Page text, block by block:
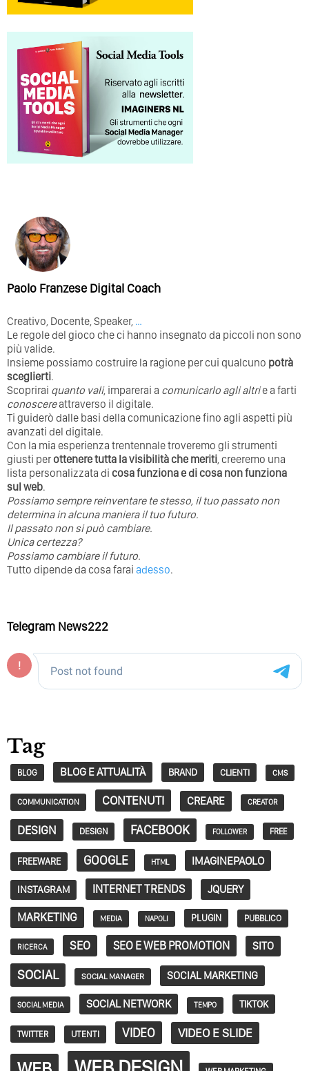
Paolo Franzese Digital Coach
Creativo, Docente, Speaker, …
Le regole del gioco che ci hanno insegnato da piccoli non sono
più valide.
Insieme possiamo costruire la ragione per cui qualcuno potrà
sceglierti.
Scoprirai quanto vali, imparerai a comunicarlo agli altrie a farti
conoscereattraverso il digitale.
Ti guiderò dalle basi della comunicazione fino agli aspetti più
avanzati del digitale.
Con la mia esperienza trentennale troveremo gli strumenti
giusti perottenere tutta la visibilità che meriti, creeremo una
lista personalizzata di cosa funziona e di cosa non funziona
sul web.
Possiamo sempre reinventare te stesso, il tuo passato non
determina in alcuna maniera il tuo futuro. ⁣
⁣Il passato non si può cambiare.
Unica certezza?
Possiamo cambiare il futuro.
Tutto dipende da cosa farai adesso.
Telegram News222
Tag
BLOG BLOG E ATTUALITÀ BRAND CLIENTI CMS
COMMUNICATION CONTENUTI CREARE CREATOR
DESIGN DESIGN FACEBOOK FOLLOWER FREE
FREEWARE GOOGLE HTML IMAGINEPAOLO
INSTAGRAM INTERNET TRENDS JQUERY
MARKETING MEDIA NAPOLI PLUGIN PUBBLICO
RICERCA SEO SEO E WEB PROMOTION SITO
SOCIAL SOCIAL MANAGER SOCIAL MARKETING
SOCIAL MEDIA SOCIAL NETWORK TEMPO TIKTOK
TWITTER UTENTI VIDEO VIDEO E SLIDE